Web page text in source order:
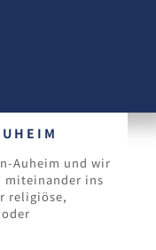
Auheim und wir
miteinander ins
religiöse,